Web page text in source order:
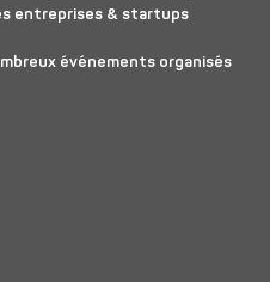
entreprises & startups
événements organisés